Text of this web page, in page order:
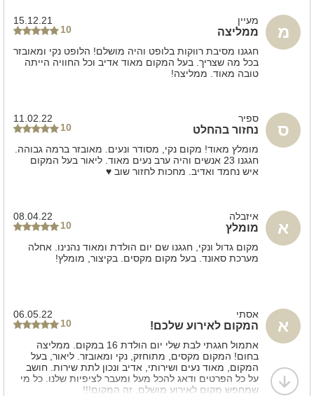
מ
מעיין
ממליצה
15.12.21
10
חגגנו מסיבת רווקות בלופט והיה מושלם! הלופט נקי ומאובזר
בכל מה שצריך. בעל המקום מאוד אדיב וכל החוויה הייתה
טובה מאוד. ממליצה!
ס
ספיר
נחזור בהחלט
11.02.22
10
מומלץ מאוד! מקום נקי, מסודר ונעים. מאובזר ברמה גבוהה.
חגגנו 23 אנשים והיה ערב נעים מאוד. ליאור בעל המקום
איש נחמד ואדיב. מחכות לחזור שוב ♥️
א
איזבלה
מומלץ
08.04.22
10
מקום גדול ונקי, חגגנו שם יום הולדת ומאוד נהנינו. אחלה
מערכת סאונד. בעל מקום מקסים. בקיצור, מומלץ!
א
אסתי
המקום לאירוע שלכם!
06.05.22
10
אתמול חגגתי לבת שלי יום הולדת 16 במקום. ממליצה
בחום! המקום מקסים, מתוחזק, נקי ומאובזר. ליאור, בעל
המקום, מאוד נעים ושירותי, אדיב ונכון לתת שירות. חושב
על כל הפרטים ודאג להכל מעל ומעבר לציפיות שלנו. כל מי
שמחפש מקום לאירוע מושלם, זה המקום!!!